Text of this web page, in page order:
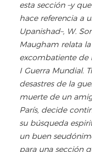
esta sección –y que
hace referencia a
Upanishad–, W.
Maugham relata
excombatiente de
I Guerra Mundial.
desastres de la
muerte de un
París, decide
su búsqueda
un buen
para una sección